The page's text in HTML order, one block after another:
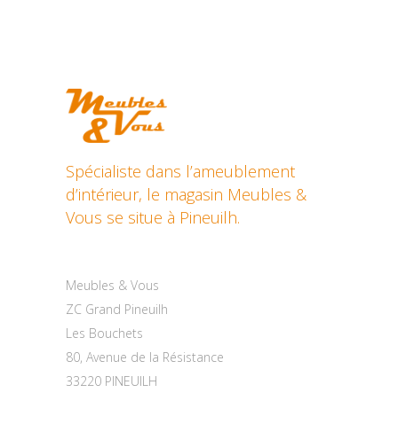
Spécialiste dans l’ameublement
d’intérieur, le magasin Meubles &
Vous se situe à Pineuilh.
Meubles & Vous
ZC Grand Pineuilh
Les Bouchets
80, Avenue de la Résistance
33220 PINEUILH